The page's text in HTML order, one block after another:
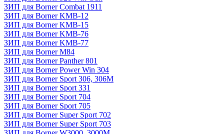
ЗИП для Borner Combat 1911
ЗИП для Borner KMB-12
ЗИП для Borner KMB-15
ЗИП для Borner KMB-76
ЗИП для Borner KMB-77
ЗИП для Borner M84
ЗИП для Borner Panther 801
ЗИП для Borner Power Win 304
ЗИП для Borner Sport 306, 306M
ЗИП для Borner Sport 331
ЗИП для Borner Sport 704
ЗИП для Borner Sport 705
ЗИП для Borner Super Sport 702
ЗИП для Borner Super Sport 703